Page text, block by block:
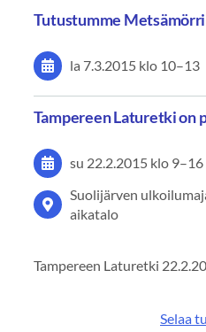
Tutustumme
la 7.3.2015 klo 10–13
Tampereen Laturetki on
su 22.2.2015 klo 9–16
Suolijärven
aikatalo
Tampereen Laturetki
Selaa